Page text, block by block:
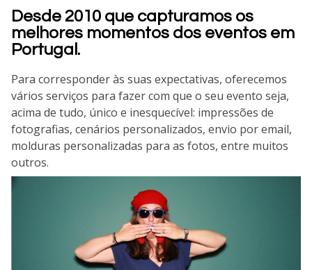
Desde 2010 que capturamos os
melhores momentos dos eventos em
Portugal.
Para corresponder às suas expectativas, oferecemos
vários serviços para fazer com que o seu evento seja,
acima de tudo, único e inesquecível: impressões de
fotografias, cenários personalizados, envio por email,
molduras personalizadas para as fotos, entre muitos
outros.